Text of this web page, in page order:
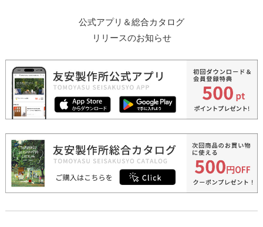
公式アプリ＆総合カタログ
リリースのお知らせ